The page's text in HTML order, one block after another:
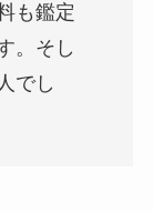
も鑑定
。そし
でし